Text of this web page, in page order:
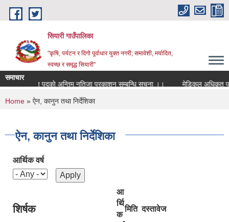
Skip to main content
सियारी गाउँपालिका
"कृषि, पर्यटन र दिगो पूर्वाधार युक्त नगरी; समावेशी, मर्यादित,
स्वच्छ र समृद्ध सियारी"
समाचार
मेडिकल अधिकृत पदकाे अन्तिम नतिजा प्रकाशन सम्बन्धि सुचना ।।
मेडिकल अधिकृत पदको
You are here
Home » ऐन, कानुन तथा निर्देशिका
ऐन, कानुन तथा निर्देशिका
आर्थिक वर्ष
शिर्षक
आ
र्थि
क
मिति दस्तावेज